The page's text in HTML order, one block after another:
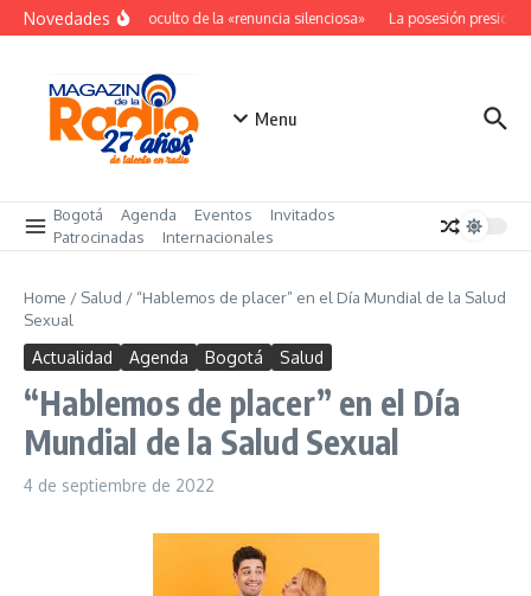
Saltar al contenido
NovedadesEl costo oculto de la «renuncia silenciosa» La posesión
Menu
Bogotá Agenda Eventos
Invitados
Patrocinadas
Internacionales
Home / Salud / “Hablemos de placer” en el Día Mundial de la Salud
Sexual
Actualidad Agenda Bogotá Salud
“Hablemos de placer” en el Día
Mundial de la Salud Sexual
4 de septiembre de 2022